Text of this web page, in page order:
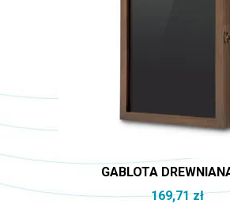
GABLOTA
169,71 zł